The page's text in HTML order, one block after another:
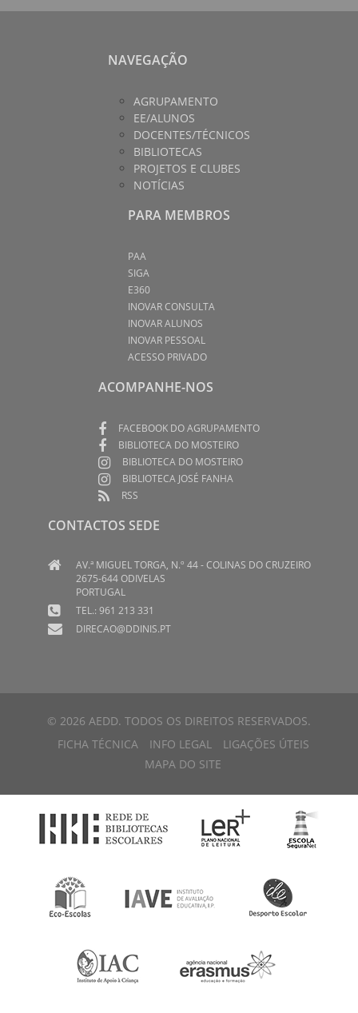
NAVEGAÇÃO
AGRUPAMENTO
EE/ALUNOS
DOCENTES/TÉCNICOS
BIBLIOTECAS
PROJETOS E CLUBES
NOTÍCIAS
PARA MEMBROS
PAA
SIGA
E360
INOVAR CONSULTA
INOVAR ALUNOS
INOVAR PESSOAL
ACESSO PRIVADO
ACOMPANHE-NOS
FACEBOOK DO AGRUPAMENTO
BIBLIOTECA DO MOSTEIRO
BIBLIOTECA DO MOSTEIRO
BIBLIOTECA JOSÉ FANHA
RSS
CONTACTOS SEDE
AV.ª MIGUEL TORGA, N.º 44 - COLINAS DO CRUZEIRO
2675-644 ODIVELAS
PORTUGAL
TEL.: 961 213 331
DIRECAO@DDINIS.PT
© 2026 AEDD. TODOS OS DIREITOS RESERVADOS.
FICHA TÉCNICA
INFO LEGAL
LIGAÇÕES ÚTEIS
MAPA DO SITE